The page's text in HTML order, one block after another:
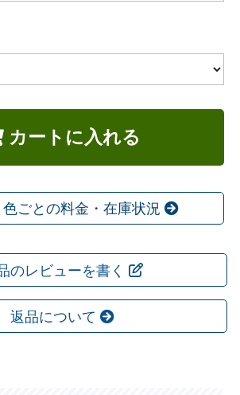
カートに入れる
ごとの料金・在庫状況
のレビューを書く
返品について